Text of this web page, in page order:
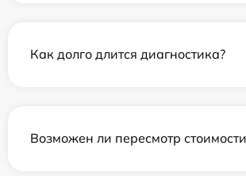
Как долго длится диагностика?
Возможен ли пересмотр